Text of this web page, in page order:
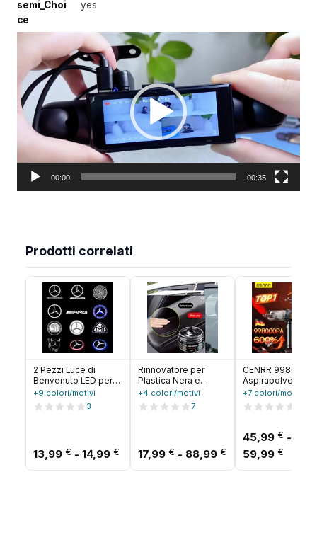
semi_Choi
ce
yes
o
l
e
00:00 00:35
Prodotti correlati
2 Pezzi Luce di
Benvenuto LED per
Portiera Auto con
Proiettore Logo per
Mercedes Benz
GLA GLS GLE1
+9 colori/motivi
3
13,99 € - 14,99 € Fascia di prezzo: da 13,99 € a 14,99
Rinnovatore per
Plastica Nera e
Restauratore per
Pelle, Riparatore per
Interni Auto,
+4 colori/motivi
7
17,99 € - 88,99 € Fascia di
CENRR 998000
Aspirapolvere per
auto PA Potente
aspirapolvere
portatile portatile
robot pulitore
wireless per auto
+7 colori/motivi
45,99 € -
59,99 €